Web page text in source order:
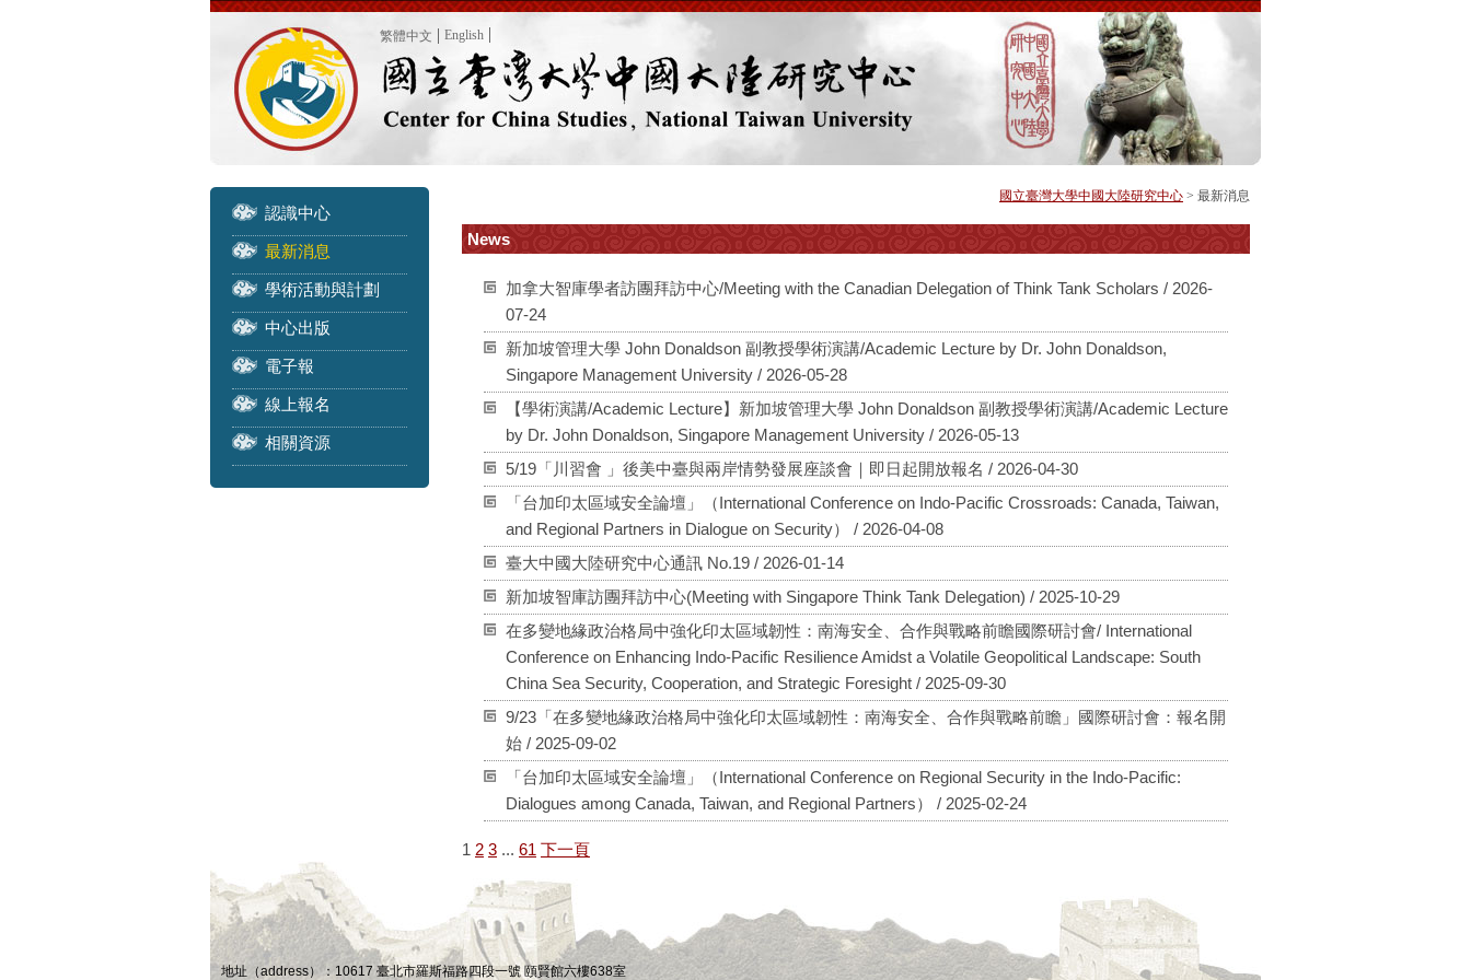
繁體中文 English
認識中心
最新消息
學術活動與計劃
中心出版
電子報
線上報名
相關資源
國立臺灣大學中國大陸研究中心 > 最新消息
News
加拿大智庫學者訪團拜訪中心/Meeting with the Canadian Delegation of Think Tank Scholars / 2026-
07-24
新加坡管理大學 John Donaldson 副教授學術演講/Academic Lecture by Dr. John Donaldson,
Singapore Management University / 2026-05-28
【學術演講/Academic Lecture】新加坡管理大學 John Donaldson 副教授學術演講/Academic Lecture
by Dr. John Donaldson, Singapore Management University / 2026-05-13
5/19「川習會 」後美中臺與兩岸情勢發展座談會｜即日起開放報名 / 2026-04-30
「台加印太區域安全論壇」（International Conference on Indo-Pacific Crossroads: Canada, Taiwan,
and Regional Partners in Dialogue on Security） / 2026-04-08
臺大中國大陸研究中心通訊 No.19 / 2026-01-14
新加坡智庫訪團拜訪中心(Meeting with Singapore Think Tank Delegation) / 2025-10-29
在多變地緣政治格局中強化印太區域韌性：南海安全、合作與戰略前瞻國際研討會/ International
Conference on Enhancing Indo-Pacific Resilience Amidst a Volatile Geopolitical Landscape: South
China Sea Security, Cooperation, and Strategic Foresight / 2025-09-30
9/23「在多變地緣政治格局中強化印太區域韌性：南海安全、合作與戰略前瞻」國際研討會：報名開
始 / 2025-09-02
「台加印太區域安全論壇」（International Conference on Regional Security in the Indo-Pacific:
Dialogues among Canada, Taiwan, and Regional Partners） / 2025-02-24
1 2 3 ... 61 下一頁
地址（address）：10617 臺北市羅斯福路四段一號 頤賢館六樓638室